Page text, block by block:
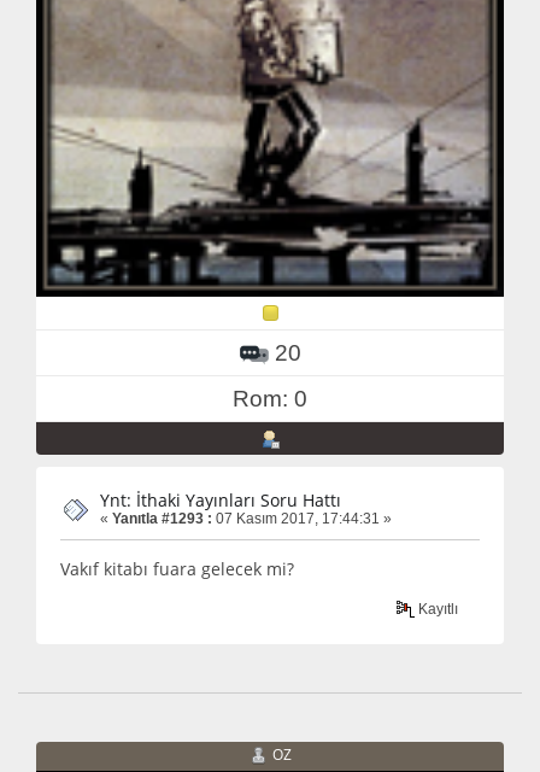
20
Rom: 0
Ynt: İthaki Yayınları Soru Hattı
« Yanıtla #1293 : 07 Kasım 2017, 17:44:31 »
Vakıf kitabı fuara gelecek mi?
Kayıtlı
OZ